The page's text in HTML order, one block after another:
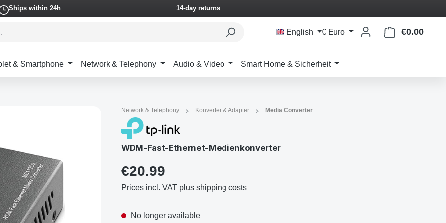
Ships within 24h 14-day returns
English € Euro €0.00
& Smartphone Network & Telephony Audio & Video Smart Home & Sicherheit
Network & Telephony Konverter & Adapter Media Converter
WDM-Fast-Ethernet-Medienkonverter
€20.99
Prices incl. VAT plus shipping costs
No longer available